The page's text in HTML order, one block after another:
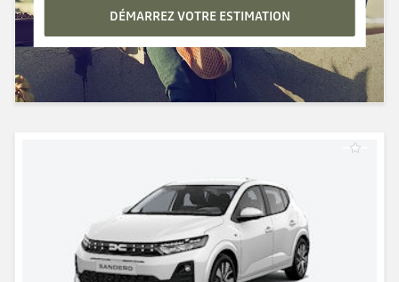
DÉMARREZ VOTRE ESTIMATION